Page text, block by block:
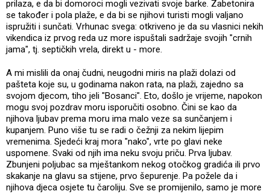
prilaza, e da bi domoroci mogli vezivati svoje barke. Zabetonira
se također i pola plaže, e da bi se njihovi turisti mogli valjano
ispružiti i sunčati. Vrhunac svega: otkriveno je da su vlasnici nekih
vikendica iz prvog reda uz more ispuštali sadržaje svojih "crnih
jama", tj. septičkih vrela, direkt u - more.
A mi mislili da onaj čudni, neugodni miris na plaži dolazi od
pašteta koje su, u godinama nakon rata, na plaži, zajedno sa
svojom djecom, tiho jeli "Bosanci". Eto, došlo je vrijeme, napokon
mogu svoj pozdrav moru isporučiti osobno. Čini se kao da
njihova ljubav prema moru ima malo veze sa sunčanjem i
kupanjem. Puno više tu se radi o čežnji za nekim lijepim
vremenima. Sjedeći kraj mora "nako", vrte po glavi neke
uspomene. Svaki od njih ima neku svoju priču. Prva ljubav.
Zbunjeni poljubac sa mještankom nekog otočkog gradića ili prvo
skakanje na glavu sa stijene, prvo šepurenje. Pa požele da i
njihova djeca osjete tu čaroliju. Sve se promijenilo, samo je more